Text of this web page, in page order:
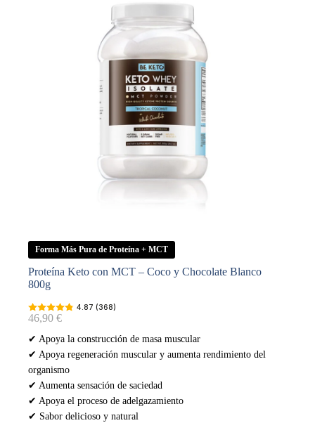
Forma Más Pura de Proteína + MCT
Proteína Keto con MCT – Coco y Chocolate Blanco
800g
4.87 (368)
46,90 €
✔ Apoya la construcción de masa muscular
✔ Apoya regeneración muscular y aumenta rendimiento del
organismo
✔ Aumenta sensación de saciedad
✔ Apoya el proceso de adelgazamiento
✔ Sabor delicioso y natural